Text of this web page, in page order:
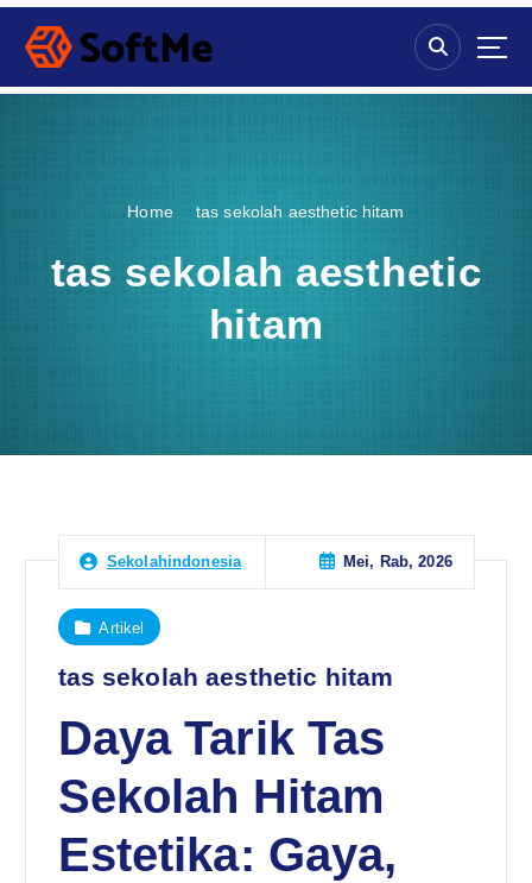
S
p
Home tas sekolah aesthetic hitam
tas sekolah aesthetic
hitam
Sekolahindonesia Mei, Rab, 2026
Artikel
tas sekolah aesthetic hitam
Daya Tarik Tas
Sekolah Hitam
Estetika: Gaya,